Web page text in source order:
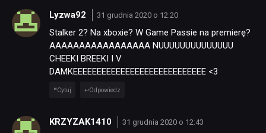
Lyzwa92 31 grudnia 2020 o 12:20
Stalker 2? Na xboxie? W Game Passie na premierę?
AAAAAAAAAAAAAAAAA NUUUUUUUUUUUUUU
CHEEKI BREEKI I V
DAMKEEEEEEEEEEEEEEEEEEEEEEEEEEEE <3
Cytuj Odpowiedz
KRZYZAK1410 31 grudnia 2020 o 12:43